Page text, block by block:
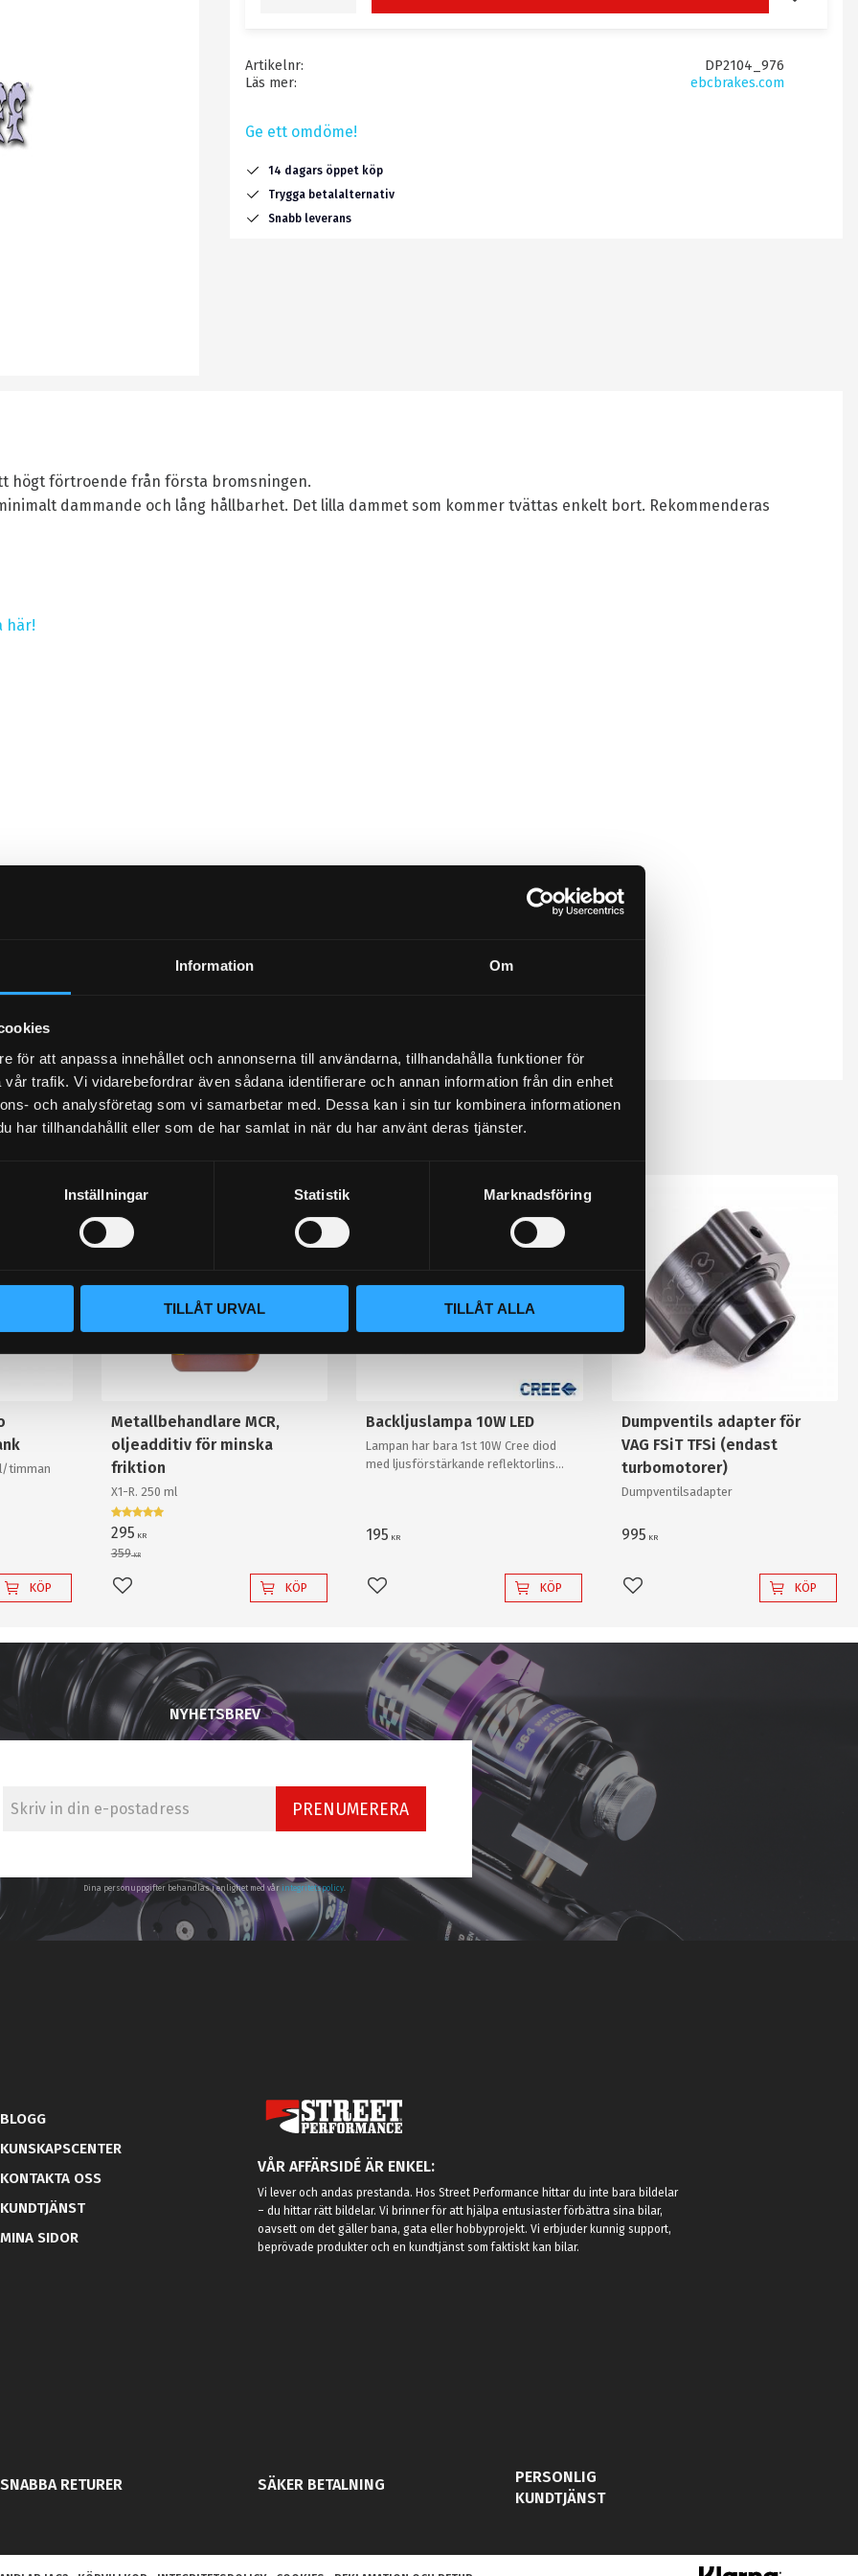
Information Om
för att anpassa innehållet och annonserna till användarna, tillhandahålla funktioner för
trafik. Vi vidarebefordrar även sådana identifierare och annan information från din enhet
och analysföretag som vi samarbetar med. Dessa kan i sin tur kombinera informationen
har tillhandahållit eller som de har samlat in när du har använt deras tjänster.
Inställningar Statistik Marknadsföring
TILLÅT URVAL TILLÅT ALLA
Artikelnr
DP2104_976
Läs mer
ebcbrakes.com
Ge ett omdöme!
14 dagars öppet köp
Trygga betalalternativ
Snabb leverans
högt förtroende från första bromsningen.
dammande och lång hållbarhet. Det lilla dammet som kommer tvättas enkelt bort. Rekommenderas
här!
ett omdöme.
Populära produkter
timman
STORSÄLJARE!
KÖP
Metallbehandlare MCR,
oljeadditiv för minska
friktion
X1-R. 250 ml
295 KR
359KR
18% STORSÄLJARE!
Lägg till i favoriter KÖP
Backljuslampa 10W LED
Lampan har bara 1st 10W Cree diod
med ljusförstärkande reflektorlins
195 KR
Lägg till i favoriter KÖP
Dumpventils adapter för
VAG FSiT TFSi (endast
turbomotorer)
Dumpventilsadapter
995 KR
Lägg till i favoriter KÖP
NYHETSBREV
PRENUMERERA
Dina personuppgifter behandlas i enlighet med vår integritetspolicy
BLOGG
KUNSKAPSCENTER
KONTAKTA OSS
KUNDTJÄNST
MINA SIDOR
VÅR AFFÄRSIDÉ ÄR ENKEL:
Vi lever och andas prestanda. Hos Street Performance hittar du inte bara bildelar
– du hittar rätt bildelar. Vi brinner för att hjälpa entusiaster förbättra sina bilar,
oavsett om det gäller bana, gata eller hobbyprojekt. Vi erbjuder kunnig support,
beprövade produkter och en kundtjänst som faktiskt kan bilar.
SNABBA RETURER SÄKER BETALNING
PERSONLIG
KUNDTJÄNST